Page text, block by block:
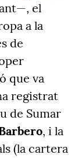
el
a la
de
que va
registrat
de Sumar
, i la
(la cartera